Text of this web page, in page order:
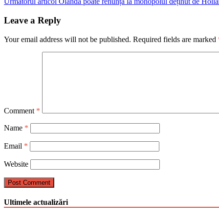
Leave a Reply
Your email address will not be published. Required fields are marked
Comment *
Name *
Email *
Website
Ultimele actualizări